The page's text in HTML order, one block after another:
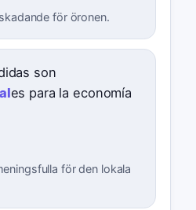
för öronen.
son
es para la economía
för den lokala